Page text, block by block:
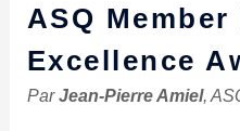
ASQ Member
Excellence
ParJean-Pierre Amiel,